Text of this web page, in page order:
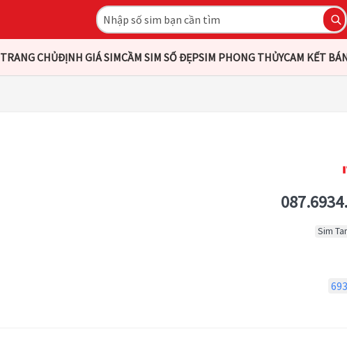
TRANG CHỦĐỊNH GIÁ SIMCẦM SIM SỐ ĐẸPSIM PHONG THỦYCAM KẾT
087.6934.
Sim